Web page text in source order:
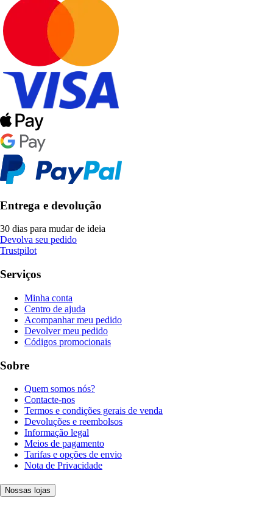
Entrega e devolução
30 dias para mudar de ideia
Devolva seu pedido
Trustpilot
Serviços
Minha conta
Centro de ajuda
Acompanhar meu pedido
Devolver meu pedido
Códigos promocionais
Sobre
Quem somos nós?
Contacte-nos
Termos e condições gerais de venda
Devoluções e reembolsos
Informação legal
Meios de pagamento
Tarifas e opções de envio
Nota de Privacidade
Nossas lojas